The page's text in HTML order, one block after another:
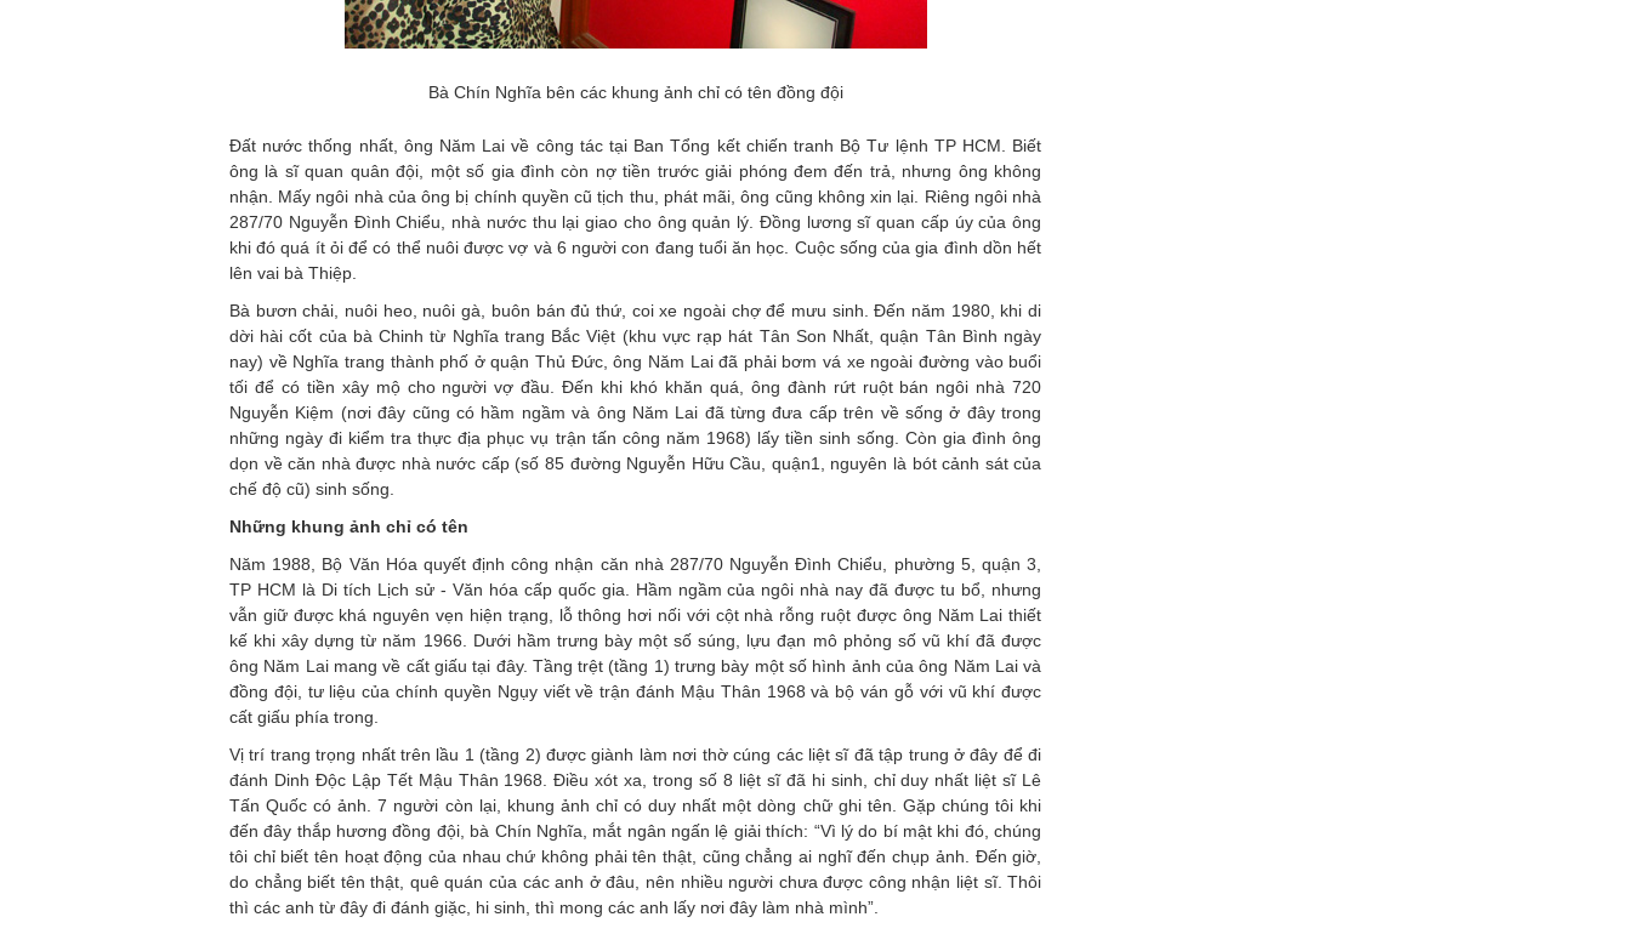
Bà Chín Nghĩa bên các khung ảnh chỉ có tên đồng đội
Đất nước thống nhất, ông Năm Lai về công tác tại Ban Tổng kết chiến tranh Bộ Tư lệnh TP HCM. Biết
ông là sĩ quan quân đội, một số gia đình còn nợ tiền trước giải phóng đem đến trả, nhưng ông không
nhận. Mấy ngôi nhà của ông bị chính quyền cũ tịch thu, phát mãi, ông cũng không xin lại. Riêng ngôi nhà
287/70 Nguyễn Đình Chiểu, nhà nước thu lại giao cho ông quản lý. Đồng lương sĩ quan cấp úy của ông
khi đó quá ít ỏi để có thể nuôi được vợ và 6 người con đang tuổi ăn học. Cuộc sống của gia đình dồn hết
lên vai bà Thiệp.
Bà bươn chải, nuôi heo, nuôi gà, buôn bán đủ thứ, coi xe ngoài chợ để mưu sinh. Đến năm 1980, khi di
dời hài cốt của bà Chinh từ Nghĩa trang Bắc Việt (khu vực rạp hát Tân Son Nhất, quận Tân Bình ngày
nay) về Nghĩa trang thành phố ở quận Thủ Đức, ông Năm Lai đã phải bơm vá xe ngoài đường vào buổi
tối để có tiền xây mộ cho người vợ đầu. Đến khi khó khăn quá, ông đành rứt ruột bán ngôi nhà 720
Nguyễn Kiệm (nơi đây cũng có hầm ngầm và ông Năm Lai đã từng đưa cấp trên về sống ở đây trong
những ngày đi kiểm tra thực địa phục vụ trận tấn công năm 1968) lấy tiền sinh sống. Còn gia đình ông
dọn về căn nhà được nhà nước cấp (số 85 đường Nguyễn Hữu Cầu, quận1, nguyên là bót cảnh sát của
chế độ cũ) sinh sống.
Những khung ảnh chỉ có tên
Năm 1988, Bộ Văn Hóa quyết định công nhận căn nhà 287/70 Nguyễn Đình Chiểu, phường 5, quận 3,
TP HCM là Di tích Lịch sử - Văn hóa cấp quốc gia. Hầm ngầm của ngôi nhà nay đã được tu bổ, nhưng
vẫn giữ được khá nguyên vẹn hiện trạng, lỗ thông hơi nối với cột nhà rỗng ruột được ông Năm Lai thiết
kế khi xây dựng từ năm 1966. Dưới hầm trưng bày một số súng, lựu đạn mô phỏng số vũ khí đã được
ông Năm Lai mang về cất giấu tại đây. Tầng trệt (tầng 1) trưng bày một số hình ảnh của ông Năm Lai và
đồng đội, tư liệu của chính quyền Ngụy viết về trận đánh Mậu Thân 1968 và bộ ván gỗ với vũ khí được
cất giấu phía trong.
Vị trí trang trọng nhất trên lầu 1 (tầng 2) được giành làm nơi thờ cúng các liệt sĩ đã tập trung ở đây để đi
đánh Dinh Độc Lập Tết Mậu Thân 1968. Điều xót xa, trong số 8 liệt sĩ đã hi sinh, chỉ duy nhất liệt sĩ Lê
Tấn Quốc có ảnh. 7 người còn lại, khung ảnh chỉ có duy nhất một dòng chữ ghi tên. Gặp chúng tôi khi
đến đây thắp hương đồng đội, bà Chín Nghĩa, mắt ngân ngấn lệ giải thích: “Vì lý do bí mật khi đó, chúng
tôi chỉ biết tên hoạt động của nhau chứ không phải tên thật, cũng chẳng ai nghĩ đến chụp ảnh. Đến giờ,
do chẳng biết tên thật, quê quán của các anh ở đâu, nên nhiều người chưa được công nhận liệt sĩ. Thôi
thì các anh từ đây đi đánh giặc, hi sinh, thì mong các anh lấy nơi đây làm nhà mình”.